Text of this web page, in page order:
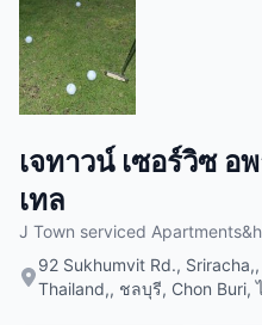
เจทาวน์ เซอร์วิซ อ
เทล
J Town serviced
92 Sukhumvit Rd.,
Thailand,, ชลบุรี, Chon Buri,